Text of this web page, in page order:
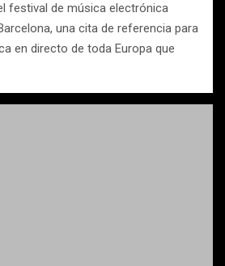
festival de música electrónica
una cita de referencia para
en directo de toda Europa que